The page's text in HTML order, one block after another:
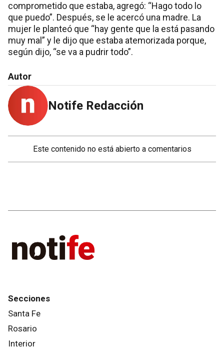
comprometido que estaba, agregó: “Hago todo lo
que puedo”. Después, se le acercó una madre. La
mujer le planteó que “hay gente que la está pasando
muy mal” y le dijo que estaba atemorizada porque,
según dijo, “se va a pudrir todo”.
Autor
Notife Redacción
Este contenido no está abierto a comentarios
Secciones
Santa Fe
Rosario
Interior